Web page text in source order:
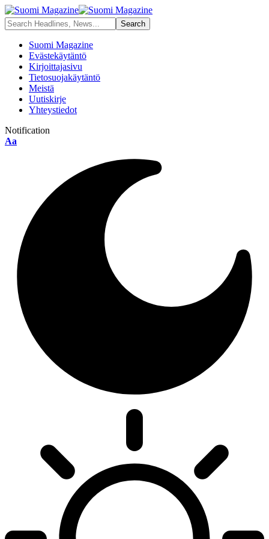
Suomi Magazine
Evästekäytäntö
Kirjoittajasivu
Tietosuojakäytäntö
Meistä
Uutiskirje
Yhteystiedot
Notification
Aa